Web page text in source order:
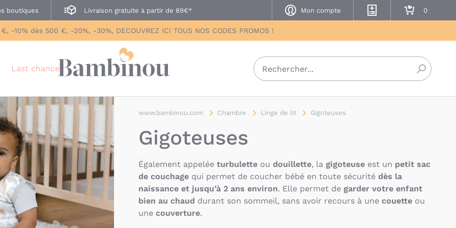
boutiques Livraison gratuite à partir de 89€* Mon compte
Mes listes de naissance
Mon panier
-10% dès 500 €, -20%, -30%, DECOUVREZ ICI TOUS NOS CODES PROMOS !
Last chance
www.bambinou.com Chambre Linge de lit Gigoteuses
Gigoteuses
Également appelée turbulette ou douillette, la gigoteuse est un petit sac
de couchage qui permet de coucher bébé en toute sécurité dès la
naissance et jusqu’à 2 ans environ. Elle permet de garder votre enfant
bien au chaud durant son sommeil, sans avoir recours à une couette ou
une couverture.